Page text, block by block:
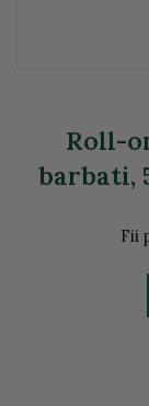
Roll-
barbati,
Fii